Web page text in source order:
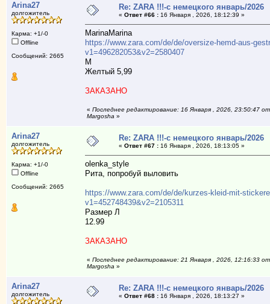
Arina27
долгожитель
Карма: +1/-0
Offline
Сообщений: 2665
Re: ZARA !!!-с немецкого январь/2026
« Ответ #66 :16 Января , 2026, 18:12:39 »
MarinaMarina
https://www.zara.com/de/de/oversize-hemd-aus-
v1=496282053&v2=2580407
М
Желтый 5,99
ЗАКАЗАНО
« Последнее редактирование: 16 Января , 2026, 23:50:47 от
Margosha »
Arina27
долгожитель
Карма: +1/-0
Offline
Сообщений: 2665
Re: ZARA !!!-с немецкого январь/2026
« Ответ #67 :16 Января , 2026, 18:13:05 »
olenka_style
Рита, попробуй выловить
https://www.zara.com/de/de/kurzes-kleid-mit-
v1=452748439&v2=2105311
Размер Л
12.99
ЗАКАЗАНО
« Последнее редактирование: 21 Января , 2026, 12:16:33 от
Margosha »
Arina27
долгожитель
Re: ZARA !!!-с немецкого январь/2026
« Ответ #68 :16 Января , 2026, 18:13:27 »